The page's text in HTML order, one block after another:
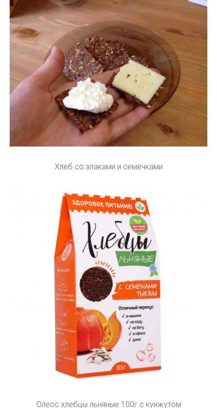
Хлеб со злаками и семечками
Олеос хлебцы льняные 100г с кунжутом